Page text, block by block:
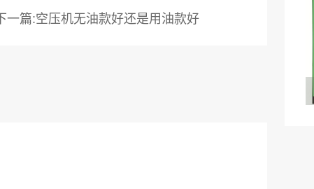
下一篇:空压机无油款好还是用油款好